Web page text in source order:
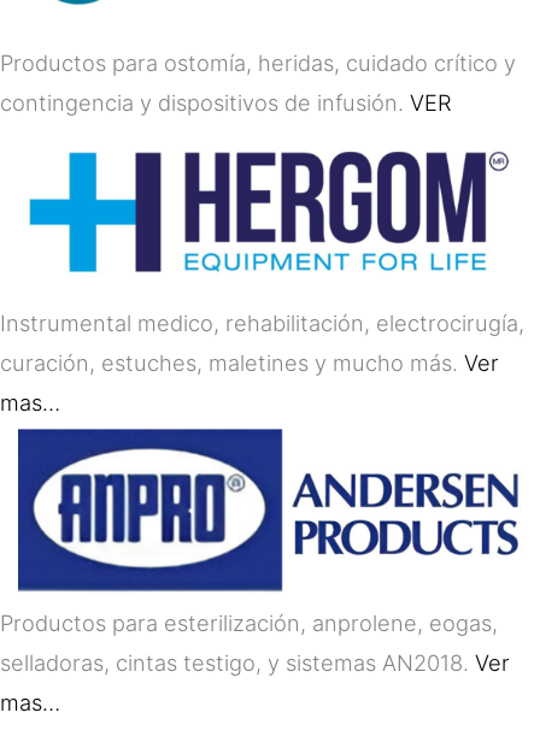
Productos para ostomía, heridas, cuidado crítico y
contingencia y dispositivos de infusión. VER
Instrumental medico, rehabilitación, electrocirugía,
curación, estuches, maletines y mucho más. Ver
mas…
Productos para esterilización, anprolene, eogas,
selladoras, cintas testigo, y sistemas AN2018. Ver
mas…